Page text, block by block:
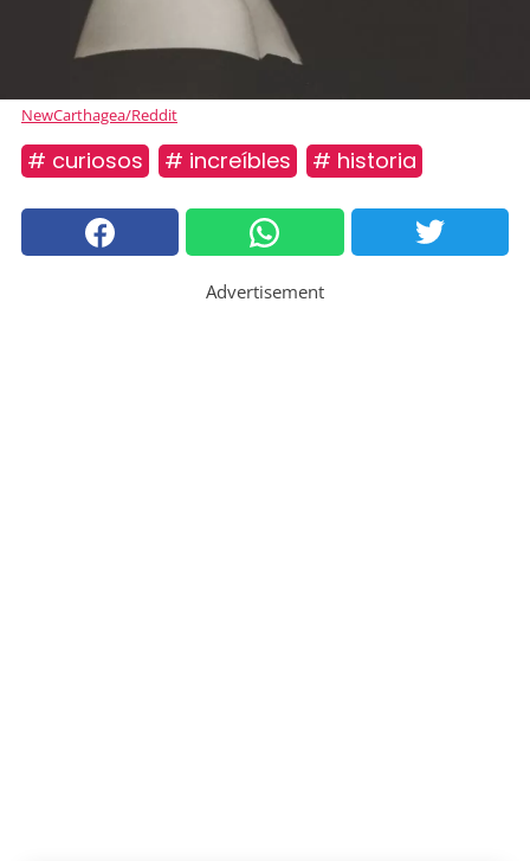
NewCarthagea/Reddit
# curiosos # increíbles # historia
Advertisement